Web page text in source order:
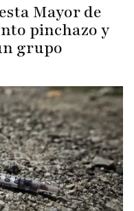
Mayor de
pinchazo y
grupo